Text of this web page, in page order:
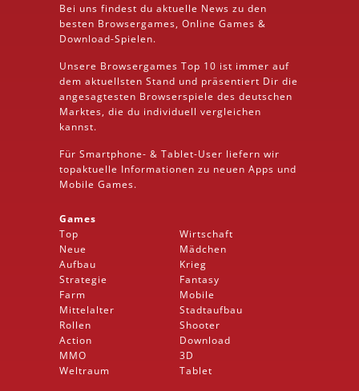
Bei uns findest du aktuelle News zu den
besten Browsergames, Online Games &
Download-Spielen.
Unsere Browsergames Top 10 ist immer auf
dem aktuellsten Stand und präsentiert Dir die
angesagtesten Browserspiele des deutschen
Marktes, die du individuell vergleichen
kannst.
Für Smartphone- & Tablet-User liefern wir
topaktuelle Informationen zu neuen Apps und
Mobile Games.
Games
Top
Neue
Aufbau
Strategie
Farm
Mittelalter
Rollen
Action
MMO
Weltraum
Wirtschaft
Mädchen
Krieg
Fantasy
Mobile
Stadtaufbau
Shooter
Download
3D
Tablet